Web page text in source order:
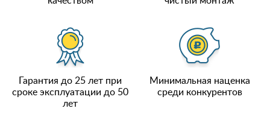
Гарантия до 25 лет при
сроке эксплуатации до 50
лет
Минимальная наценка
среди конкурентов